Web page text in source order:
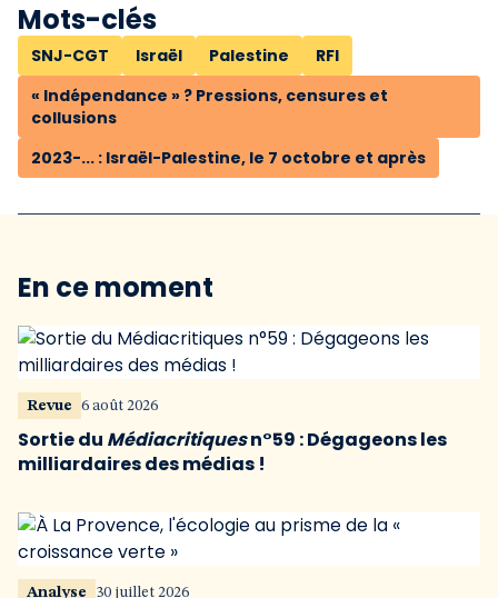
Mots-clés
SNJ-CGT Israël Palestine
RFI
« Indépendance » ? Pressions, censures et
collusions
2023-... : Israël-Palestine, le 7 octobre et après
En ce moment
Revue 6 août 2026
Sortie du Médiacritiquesn°59 : Dégageons les
milliardaires des médias !
Analyse 30 juillet 2026